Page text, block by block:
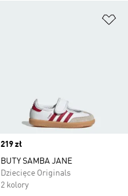
Price
219 zł
BUTY SAMBA JANE
Dziecięce Originals
2 kolory